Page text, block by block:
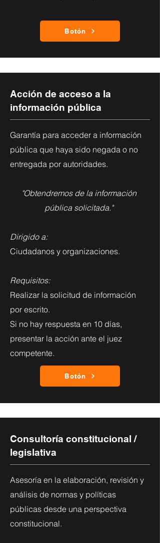
Botón
Acción de acceso a la
información pública
Garantía para acceder a información
pública que haya sido negada o no
entregada por autoridades.
"Obtendremos de la información
pública solicitada."
Dirigido a:
Ciudadanos y organizaciones.
Requisitos:
Realizar la solicitud de información
por escrito.
Si no hay respuesta en 10 días,
presentar la acción ante el juez
competente.
Botón
Consultoría constitucional /
legislativa
Asesoría en la elaboración, revisión y
análisis de normas y políticas
públicas desde una perspectiva
constitucional.